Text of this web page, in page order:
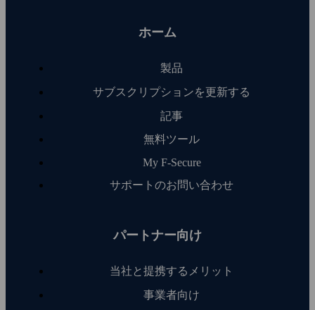
ホーム
製品
サブスクリプションを更新する
記事
無料ツール
My F‑Secure
サポートのお問い合わせ
パートナー向け
当社と提携するメリット
事業者向け